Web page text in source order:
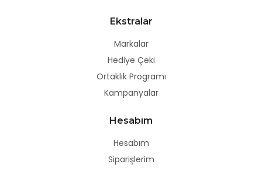
Ekstralar
Markalar
Hediye Çeki
Ortaklık Programı
Kampanyalar
Hesabım
Hesabım
Siparişlerim